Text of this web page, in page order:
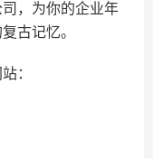
，为你的企业年
古记忆。
：